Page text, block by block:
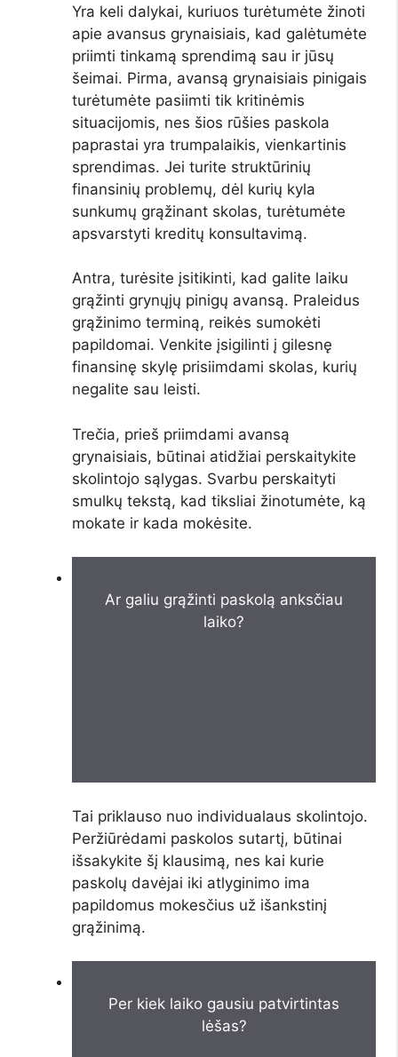
Yra keli dalykai, kuriuos turėtumėte žinoti
apie avansus grynaisiais, kad galėtumėte
priimti tinkamą sprendimą sau ir jūsų
šeimai. Pirma, avansą grynaisiais pinigais
turėtumėte pasiimti tik kritinėmis
situacijomis, nes šios rūšies paskola
paprastai yra trumpalaikis, vienkartinis
sprendimas. Jei turite struktūrinių
finansinių problemų, dėl kurių kyla
sunkumų grąžinant skolas, turėtumėte
apsvarstyti kreditų konsultavimą.
Antra, turėsite įsitikinti, kad galite laiku
grąžinti grynųjų pinigų avansą. Praleidus
grąžinimo terminą, reikės sumokėti
papildomai. Venkite įsigilinti į gilesnę
finansinę skylę prisiimdami skolas, kurių
negalite sau leisti.
Trečia, prieš priimdami avansą
grynaisiais, būtinai atidžiai perskaitykite
skolintojo sąlygas. Svarbu perskaityti
smulkų tekstą, kad tiksliai žinotumėte, ką
mokate ir kada mokėsite.
Ar galiu grąžinti paskolą anksčiau
laiko?
Tai priklauso nuo individualaus skolintojo.
Peržiūrėdami paskolos sutartį, būtinai
išsakykite šį klausimą, nes kai kurie
paskolų davėjai iki atlyginimo ima
papildomus mokesčius už išankstinį
grąžinimą.
Per kiek laiko gausiu patvirtintas
lėšas?